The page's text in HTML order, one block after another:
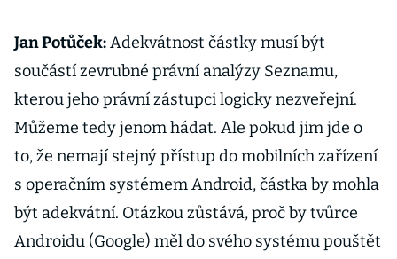
Jan Potůček:Adekvátnost částky musí být
součástí zevrubné právní analýzy Seznamu,
kterou jeho právní zástupci logicky nezveřejní.
Můžeme tedy jenom hádat. Ale pokud jim jde o
to, že nemají stejný přístup do mobilních zařízení
s operačním systémem Android, částka by mohla
být adekvátní. Otázkou zůstává, proč by tvůrce
Androidu (Google) měl do svého systému pouštět